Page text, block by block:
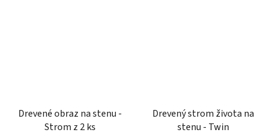
Drevené obraz na stenu -
Strom z 2 ks
Drevený strom života na
stenu - Twin